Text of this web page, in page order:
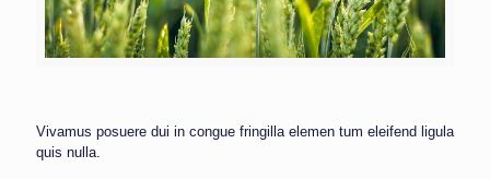
Vivamus posuere dui in congue fringilla elemen tum eleifend ligula
quis nulla.